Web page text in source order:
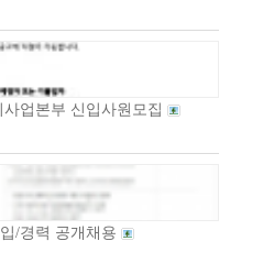
업본부 신입사원모집
/경력 공개채용